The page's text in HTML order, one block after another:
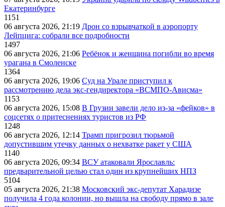
Екатеринбурге
1151
06 августа 2026, 21:19 Дрон со взрывчаткой в аэропорту
Лейпцига: собрали все подробности
1497
06 августа 2026, 21:06 Ребёнок и женщина погибли во время
урагана в Смоленске
1364
06 августа 2026, 19:06 Суд на Урале приступил к
рассмотрению дела экс-гендиректора «ВСМПО-Ависма»
1153
06 августа 2026, 15:08 В Грузии завели дело из-за «фейков» в
соцсетях о притеснениях туристов из РФ
1248
06 августа 2026, 12:14 Трамп пригрозил тюрьмой
допустившим утечку данных о нехватке ракет у США
1140
06 августа 2026, 09:34 ВСУ атаковали Ярославль:
предварительной целью стал один из крупнейших НПЗ
5104
05 августа 2026, 21:38 Московский экс-депутат Харадизе
получила 4 года колонии, но вышла на свободу прямо в зале